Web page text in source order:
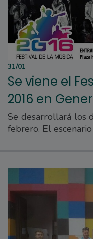
31/01
Se viene el
2016 en
Se desarrollará los
febrero. El